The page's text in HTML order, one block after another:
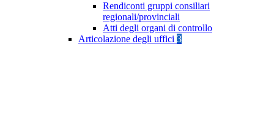
Rendiconti gruppi consiliari
regionali/provinciali
Atti degli organi di controllo
Articolazione degli uffici 3